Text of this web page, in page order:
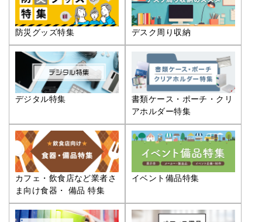
防災グッズ特集 デスク周り収納
デジタル特集
書類ケース・ポーチ・クリ
アホルダー特集
カフェ・飲食店など業者さ
ま向け食器・ 備品 特集
イベント備品特集